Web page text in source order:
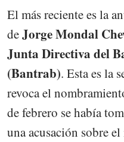
El más reciente es la
deJorge Mondal
Junta Directiva del
(Bantrab). Esta es la
revoca el
de febrero se había
una acusación sobre